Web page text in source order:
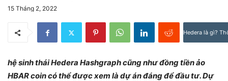
15 Tháng 2, 2022
Hedera là gì?
hệ sinh thái Hedera Hashgraph cũng như đồng tiền ảo
HBAR coin có thể được xem là dự án đáng để đầu tư. Dự